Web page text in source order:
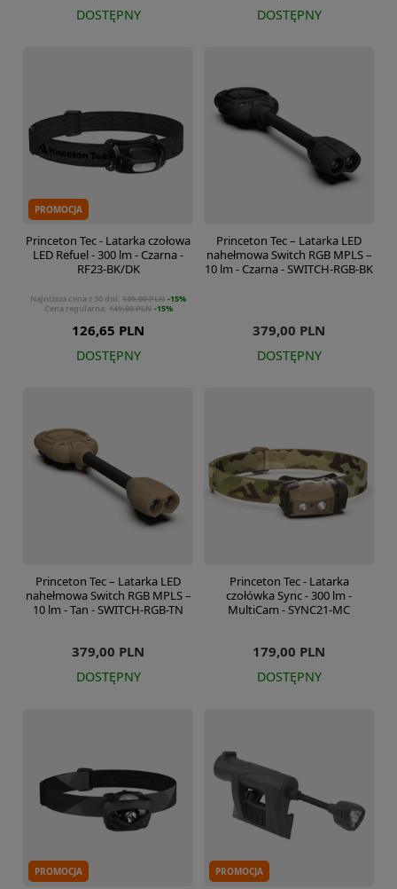
DOSTĘPNY DOSTĘPNY
PROMOCJA
Princeton Tec - Latarka czołowa
LED Refuel - 300 lm - Czarna -
RF23-BK/DK
126,65 PLN
Najniższa cena z 30 dni: 149,00 PLN -15%
Cena regularna: 149,00 PLN -15%
DOSTĘPNY
Princeton Tec – Latarka LED
nahełmowa Switch RGB MPLS –
10 lm - Czarna - SWITCH-RGB-BK
379,00 PLN
DOSTĘPNY
Princeton Tec – Latarka LED
nahełmowa Switch RGB MPLS –
10 lm - Tan - SWITCH-RGB-TN
379,00 PLN
DOSTĘPNY
Princeton Tec - Latarka
czołówka Sync - 300 lm -
MultiCam - SYNC21-MC
179,00 PLN
DOSTĘPNY
PROMOCJA PROMOCJA